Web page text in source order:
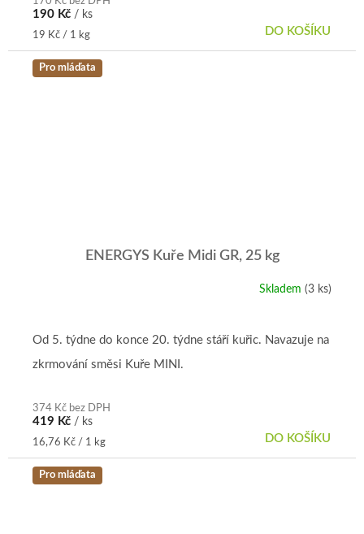
hvězdiček.
190 Kč / ks
Měrná
cena:
19 Kč / 1 kg DO KOŠÍKU
Pro mláďata
ENERGYS Kuře Midi GR, 25 kg
je
z
Skladem(3 ks)
374 Kč bez DPH
419 Kč / ks
Měrná
cena:
16,76 Kč / 1 kg DO KOŠÍKU
Od 5. týdne do konce 20. týdne stáří kuřic. Navazuje na
zkrmování směsi Kuře MINI.
Pro mláďata